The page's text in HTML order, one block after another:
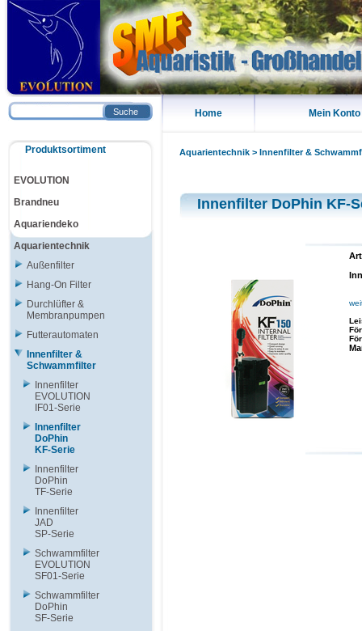
Home Mein Konto
Aquarientechnik > Innenfilter &
Innenfilter DoPhin KF-
Suche
Produktsortiment
EVOLUTION
Brandneu
Aquariendeko
Aquarientechnik
Außenfilter
Hang-On Filter
Durchlüfter &
Membranpumpen
Futterautomaten
Innenfilter &
Schwammfilter
Innenfilter
EVOLUTION
IF01-Serie
Innenfilter
DoPhin
KF-Serie
Innenfilter
DoPhin
TF-Serie
Innenfilter
JAD
SP-Serie
Schwammfilter
EVOLUTION
SF01-Serie
Schwammfilter
DoPhin
SF-Serie